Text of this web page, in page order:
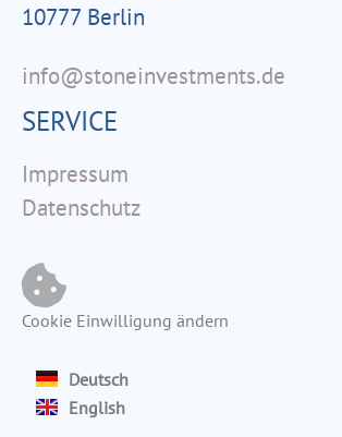
10777 Berlin
info@stoneinvestments.de
SERVICE
Impressum
Datenschutz
Cookie Einwilligung ändern
Deutsch
English